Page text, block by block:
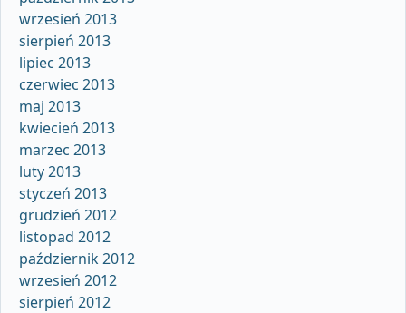
wrzesień 2013
sierpień 2013
lipiec 2013
czerwiec 2013
maj 2013
kwiecień 2013
marzec 2013
luty 2013
styczeń 2013
grudzień 2012
listopad 2012
październik 2012
wrzesień 2012
sierpień 2012